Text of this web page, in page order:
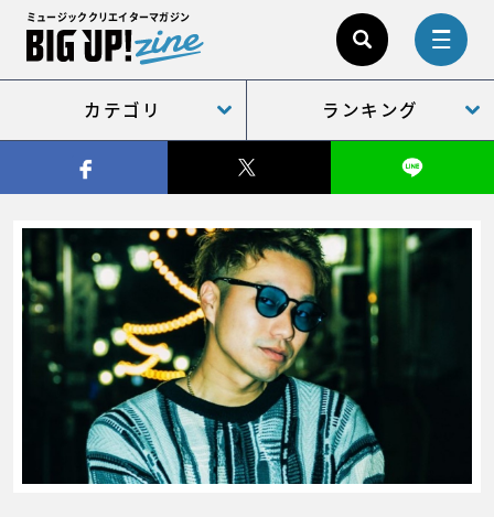
ミュージッククリエイターマガジン
カテゴリ ランキング